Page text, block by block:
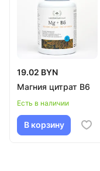
19.02 BYN
Магния цитрат В6
Есть в наличии
В корзину